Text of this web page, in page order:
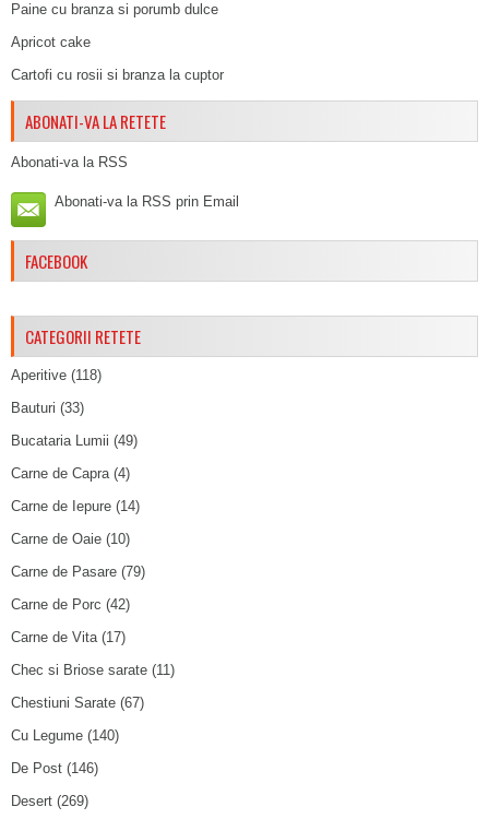
Paine cu branza si porumb dulce
Apricot cake
Cartofi cu rosii si branza la cuptor
ABONATI-VA LA RETETE
Abonati-va la RSS
Abonati-va la RSS prin Email
FACEBOOK
CATEGORII RETETE
Aperitive (118)
Bauturi (33)
Bucataria Lumii (49)
Carne de Capra(4)
Carne de Iepure (14)
Carne de Oaie (10)
Carne de Pasare (79)
Carne de Porc (42)
Carne de Vita(17)
Chec si Briose sarate (11)
Chestiuni Sarate (67)
Cu Legume (140)
De Post (146)
Desert (269)